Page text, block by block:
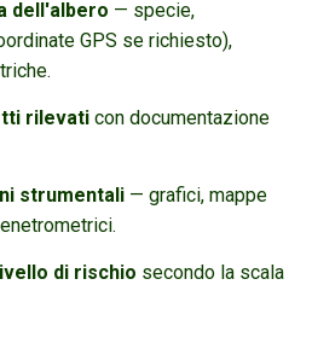
dell'albero — specie,
GPS se richiesto),
rilevaticon documentazione
strumentali— grafici, mappe
di rischio secondo la scala